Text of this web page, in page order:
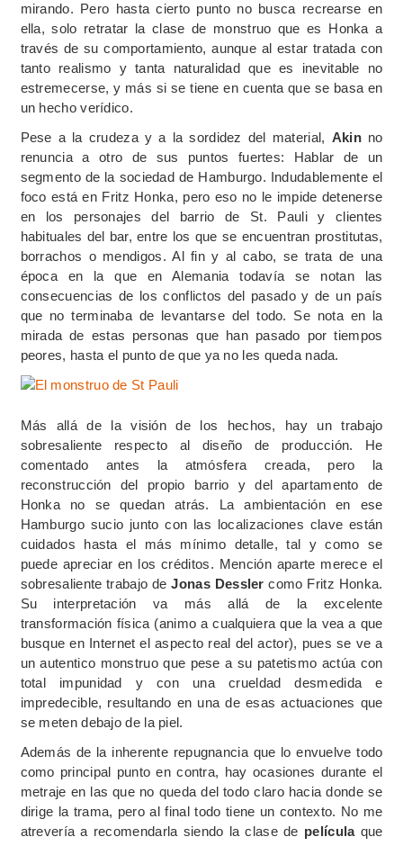
mirando. Pero hasta cierto punto no busca recrearse en
ella, solo retratar la clase de monstruo que es Honka a
través de su comportamiento, aunque al estar tratada con
tanto realismo y tanta naturalidad que es inevitable no
estremecerse, y más si se tiene en cuenta que se basa en
un hecho verídico.
Pese a la crudeza y a la sordidez del material, Akinno
renuncia a otro de sus puntos fuertes: Hablar de un
segmento de la sociedad de Hamburgo. Indudablemente el
foco está en Fritz Honka, pero eso no le impide detenerse
en los personajes del barrio de St. Pauli y clientes
habituales del bar, entre los que se encuentran prostitutas,
borrachos o mendigos. Al fin y al cabo, se trata de una
época en la que en Alemania todavía se notan las
consecuencias de los conflictos del pasado y de un país
que no terminaba de levantarse del todo. Se nota en la
mirada de estas personas que han pasado por tiempos
peores, hasta el punto de que ya no les queda nada.
Más allá de la visión de los hechos, hay un trabajo
sobresaliente respecto al diseño de producción. He
comentado antes la atmósfera creada, pero la
reconstrucción del propio barrio y del apartamento de
Honka no se quedan atrás. La ambientación en ese
Hamburgo sucio junto con las localizaciones clave están
cuidados hasta el más mínimo detalle, tal y como se
puede apreciar en los créditos. Mención aparte merece el
sobresaliente trabajo deJonas Dessler como Fritz Honka.
Su interpretación va más allá de la excelente
transformación física (animo a cualquiera que la vea a que
busque en Internet el aspecto real del actor), pues se ve a
un autentico monstruo que pese a su patetismo actúa con
total impunidad y con una crueldad desmedida e
impredecible, resultando en una de esas actuaciones que
se meten debajo de la piel.
Además de la inherente repugnancia que lo envuelve todo
como principal punto en contra, hay ocasiones durante el
metraje en las que no queda del todo claro hacia donde se
dirige la trama, pero al final todo tiene un contexto. No me
atrevería a recomendarla siendo la clase de películaque